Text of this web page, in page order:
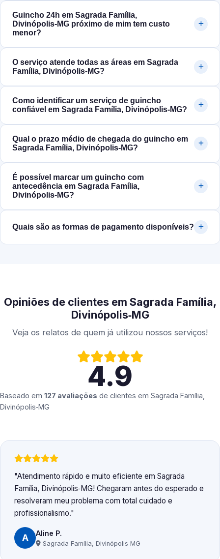
Guincho 24h em Sagrada Família,
Divinópolis‑MG próximo de mim tem custo
menor?
O serviço atende todas as áreas em Sagrada
Família, Divinópolis‑MG?
Como identificar um serviço de guincho
confiável em Sagrada Família, Divinópolis‑MG?
Qual o prazo médio de chegada do guincho em
Sagrada Família, Divinópolis‑MG?
É possível marcar um guincho com
antecedência em Sagrada Família,
Divinópolis‑MG?
Quais são as formas de pagamento disponíveis?
Opiniões de clientes em Sagrada Família,
Divinópolis‑MG
Veja os relatos de quem já utilizou nossos serviços!
4.9
Baseado em 127 avaliações de clientes em Sagrada Família,
Divinópolis‑MG
Atendimento rápido e muito eficiente em Sagrada
Família, Divinópolis‑MG! Chegaram antes do esperado e
resolveram meu problema com total cuidado e
profissionalismo.
A Aline P.
Sagrada Família, Divinópolis‑MG